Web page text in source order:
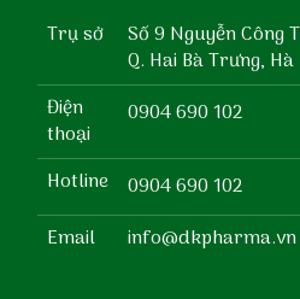
Trụ sở
Số 9 Nguyễn Công
Q. Hai Bà Trưng, Hà
Điện
thoại
0904 690 102
Hotline
0904 690 102
Email
info@dkpharma.vn